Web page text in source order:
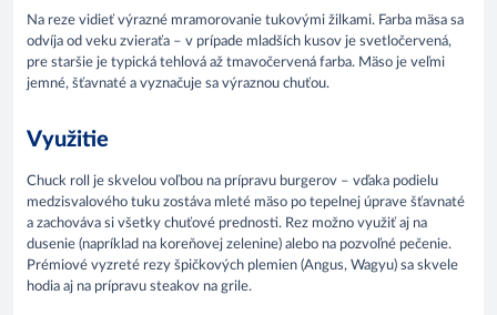
Na reze vidieť výrazné mramorovanie tukovými žilkami. Farba mäsa sa
odvíja od veku zvieraťa – v prípade mladších kusov je svetločervená,
pre staršie je typická tehlová až tmavočervená farba. Mäso je veľmi
jemné, šťavnaté a vyznačuje sa výraznou chuťou.
Využitie
Chuck roll je skvelou voľbou na prípravu burgerov – vďaka podielu
medzisvalového tuku zostáva mleté mäso po tepelnej úprave šťavnaté
a zachováva si všetky chuťové prednosti. Rez možno využiť aj na
dusenie (napríklad na koreňovej zelenine) alebo na pozvoľné pečenie.
Prémiové vyzreté rezy špičkových plemien (Angus, Wagyu) sa skvele
hodia aj na prípravu steakov na grile.